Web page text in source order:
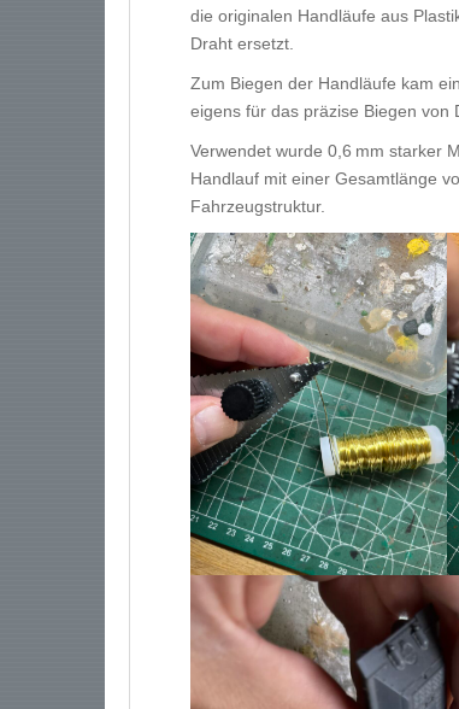
die originalen Handläufe aus
Draht ersetzt.
Zum Biegen der Handläufe kam
eigens für das präzise Biegen
Verwendet wurde 0,6 mm starker
Handlauf mit einer Gesamtlänge
Fahrzeugstruktur.